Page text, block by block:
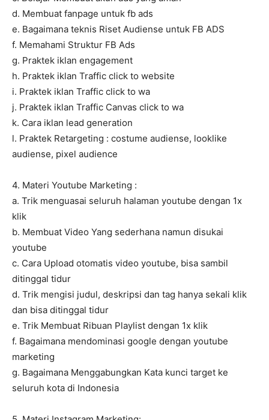
d. Membuat fanpage untuk fb ads
e. Bagaimana teknis Riset Audiense untuk FB ADS
f. Memahami Struktur FB Ads
g. Praktek iklan engagement
h. Praktek iklan Traffic click to website
i. Praktek iklan Traffic click to wa
j. Praktek iklan Traffic Canvas click to wa
k. Cara iklan lead generation
l. Praktek Retargeting : costume audiense, looklike
audiense, pixel audience
4. Materi Youtube Marketing :
a. Trik menguasai seluruh halaman youtube dengan 1x
klik
b. Membuat Video Yang sederhana namun disukai
youtube
c. Cara Upload otomatis video youtube, bisa sambil
ditinggal tidur
d. Trik mengisi judul, deskripsi dan tag hanya sekali klik
dan bisa ditinggal tidur
e. Trik Membuat Ribuan Playlist dengan 1x klik
f. Bagaimana mendominasi google dengan youtube
marketing
g. Bagaimana Menggabungkan Kata kunci target ke
seluruh kota di Indonesia